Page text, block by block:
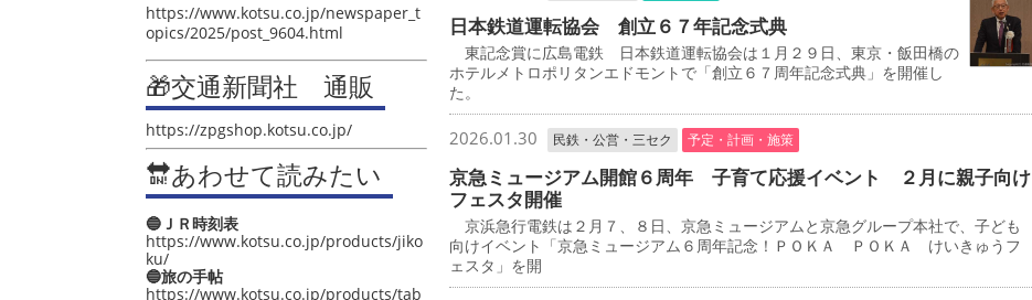
https://www.kotsu.co.jp/newspaper_t
opics/2025/post_9604.html
🎁交通新聞社 通販
https://zpgshop.kotsu.co.jp/
🔛あわせて読みたい
🔵ＪＲ時刻表
https://www.kotsu.co.jp/products/jiko
ku/
🔵旅の手帖
https://www.kotsu.co.jp/products/tab
日本鉄道運転協会 創立６７年記念式典
東記念賞に広島電鉄 日本鉄道運転協会は１月２９日、東京・飯田橋の
ホテルメトロポリタンエドモントで「創立６７周年記念式典」を開催し
た。
2026.01.30 民鉄・公営・三セク 予定・計画・施策
京急ミュージアム開館６周年 子育て応援イベント ２月に親子向け
フェスタ開催
京浜急行電鉄は２月７、８日、京急ミュージアムと京急グループ本社で、子ども
向けイベント「京急ミュージアム６周年記念！ＰＯＫＡ ＰＯＫＡ けいきゅうフ
ェスタ」を開